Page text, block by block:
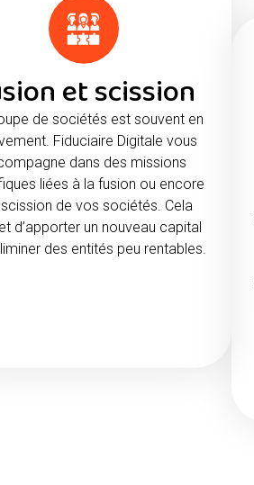
et scission
de sociétés est souvent en
Fiduciaire Digitale vous
dans des missions
liées à la fusion ou encore
de vos sociétés. Cela
d’apporter un nouveau capital
des entités peu rentables.